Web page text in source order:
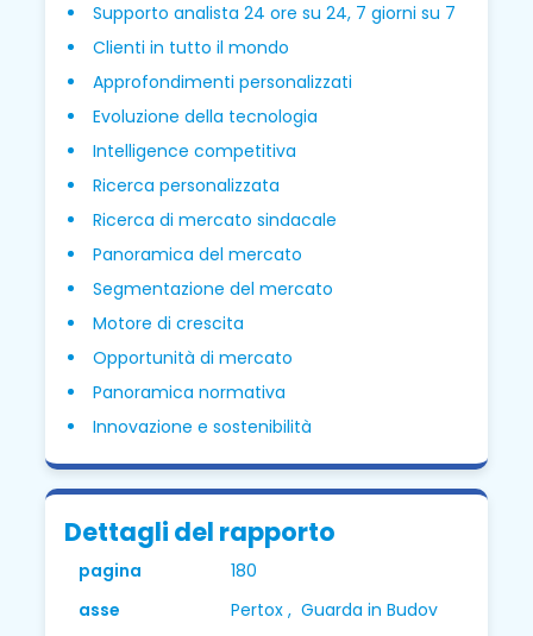
Supporto analista 24 ore su 24, 7 giorni su 7
Clienti in tutto il mondo
Approfondimenti personalizzati
Evoluzione della tecnologia
Intelligence competitiva
Ricerca personalizzata
Ricerca di mercato sindacale
Panoramica del mercato
Segmentazione del mercato
Motore di crescita
Opportunità di mercato
Panoramica normativa
Innovazione e sostenibilità
Dettagli del rapporto
pagina
180
asse
Pertox , Guarda in Budov